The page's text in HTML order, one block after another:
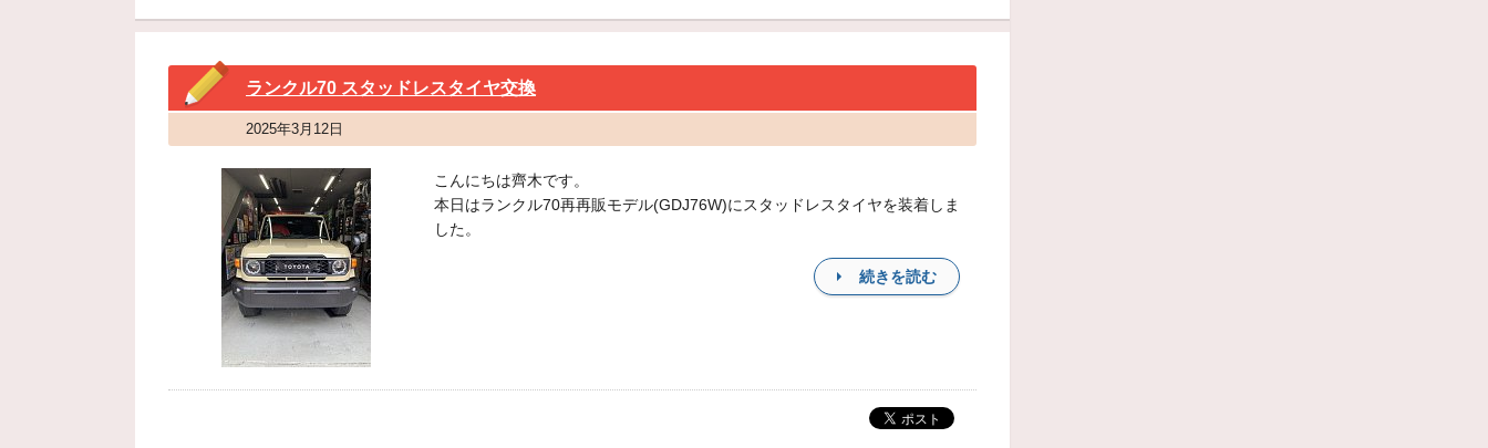
ランクル70 スタッドレスタイヤ交換
2025年3月12日
こんにちは齊木です。
本日はランクル70再再販モデル(GDJ76W)にスタッドレスタイヤを装着しま
した。
続きを読む